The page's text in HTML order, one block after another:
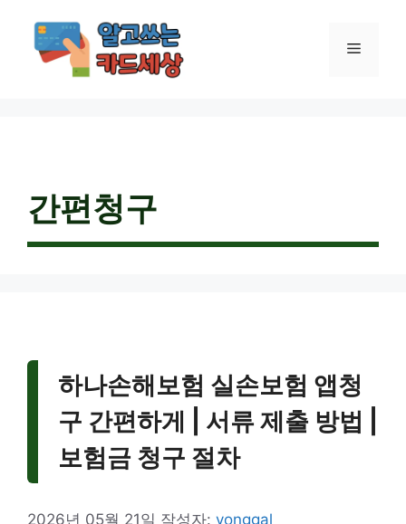
메
간편청구
하나손해보험 실손보험 앱청
구 간편하게 | 서류 제출 방법 |
보험금 청구 절차
2026년 05월 21일 작성자: yonggal